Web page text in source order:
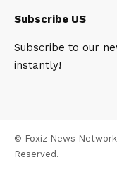
Subscribe US
Subscribe to our
instantly!
© Foxiz News
Reserved.